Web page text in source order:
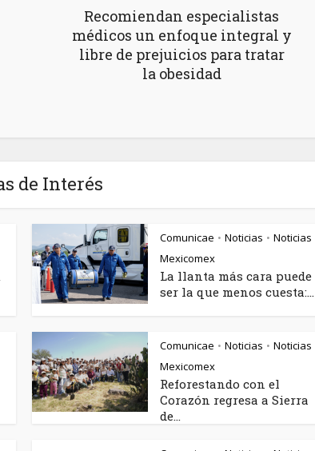
Recomiendan especialistas
médicos un enfoque integral y
libre de prejuicios para tratar
la obesidad
de Interés
Comunicae • Noticias • Noticias
Mexicomex
La llanta más cara puede
ser la que menos cuesta:...
Comunicae • Noticias • Noticias
Mexicomex
Reforestando con el
Corazón regresa a Sierra
de...